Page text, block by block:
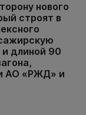
нового
строят в
длиной 90
АО «РЖД» и